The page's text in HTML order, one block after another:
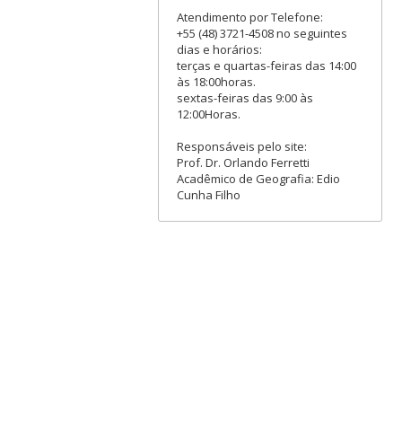
Atendimento por Telefone:
+55 (48) 3721-4508 no seguintes
dias e horários:
terças e quartas-feiras das 14:00
às 18:00horas.
sextas-feiras das 9:00 às
12:00Horas.
Responsáveis pelo site:
Prof. Dr. Orlando Ferretti
Acadêmico de Geografia: Edio
Cunha Filho